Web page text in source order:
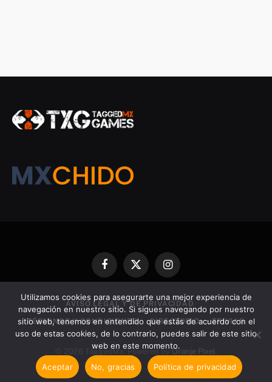
FacebookX
(Twitter)
Instagram
AVISO LEGAL Y DE PRIVACIDAD
TÉRMINOS Y CONDICIONES DIRECTORIO TRIVIAS
© 2026 TaggedMx. Powered byOranje Pixel
Utilizamos cookies para asegurarte una mejor experiencia de
navegación en nuestro sitio. Si sigues navegando por nuestro
sitio web, tenemos en entendido que estás de acuerdo con el
uso de estas cookies, de lo contrario, puedes salir de este sitio
web en este momento.
Aceptar No, gracias Política de privacidad